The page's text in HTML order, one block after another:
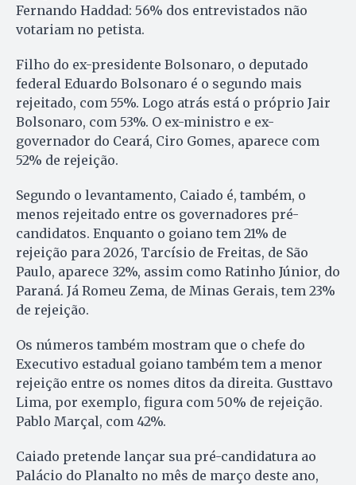
Fernando Haddad: 56% dos entrevistados não
votariam no petista.
Filho do ex-presidente Bolsonaro, o deputado
federal Eduardo Bolsonaro é o segundo mais
rejeitado, com 55%. Logo atrás está o próprio Jair
Bolsonaro, com 53%. O ex-ministro e ex-
governador do Ceará, Ciro Gomes, aparece com
52% de rejeição.
Segundo o levantamento, Caiado é, também, o
menos rejeitado entre os governadores pré-
candidatos. Enquanto o goiano tem 21% de
rejeição para 2026, Tarcísio de Freitas, de São
Paulo, aparece 32%, assim como Ratinho Júnior, do
Paraná. Já Romeu Zema, de Minas Gerais, tem 23%
de rejeição.
Os números também mostram que o chefe do
Executivo estadual goiano também tem a menor
rejeição entre os nomes ditos da direita. Gusttavo
Lima, por exemplo, figura com 50% de rejeição.
Pablo Marçal, com 42%.
Caiado pretende lançar sua pré-candidatura ao
Palácio do Planalto no mês de março deste ano,